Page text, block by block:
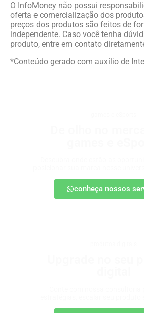
O InfoMoney não possui
oferta e comercialização dos
preços dos produtos são feitos de
independente. Caso você tenha
produto, entre em contato
*Conteúdo gerado com auxílio de
conheça nossos